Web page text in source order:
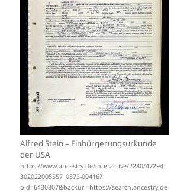
Alfred Stein – Einbürgerungsurkunde
der USA
https://www.ancestry.de/interactive/2280/47294_
302022005557_0573-00416?
pid=6430807&backurl=https://search.ancestry.de